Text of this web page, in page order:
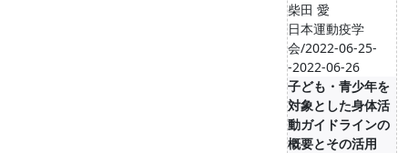
柴田 愛
日本運動疫学
会/2022-06-25-
-2022-06-26
子ども・青少年を
対象とした身体活
動ガイドラインの
概要とその活用